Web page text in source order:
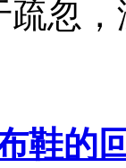
忽
鞋的